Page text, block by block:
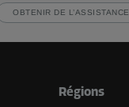
OBTENIR DE L’ASSISTANCE
Régions